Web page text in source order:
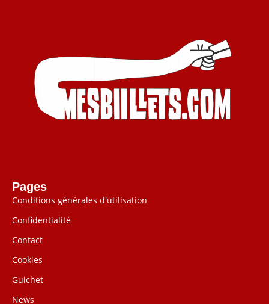
Pages
Conditions générales d'utilisation
Confidentialité
Contact
Cookies
Guichet
News